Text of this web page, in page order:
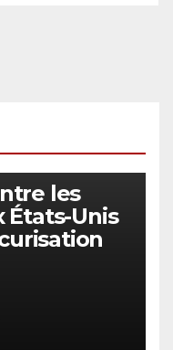
les
États-Unis